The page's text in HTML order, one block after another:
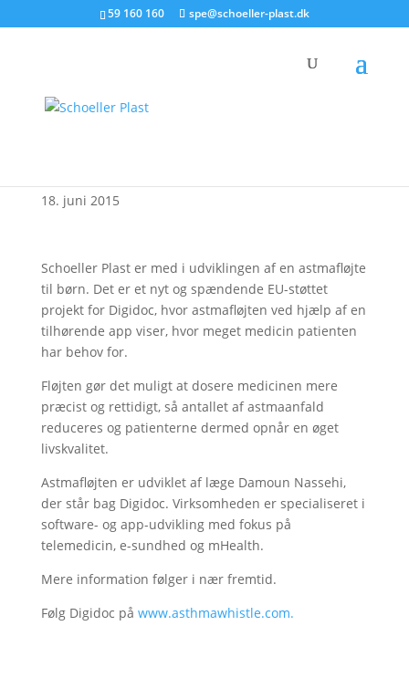
59 160 160 spe@schoeller-plast.dk
18. juni 2015
Schoeller Plast er med i udviklingen af en astmafløjte
til børn. Det er et nyt og spændende EU-støttet
projekt for Digidoc, hvor astmafløjten ved hjælp af en
tilhørende app viser, hvor meget medicin patienten
har behov for.
Fløjten gør det muligt at dosere medicinen mere
præcist og rettidigt, så antallet af astmaanfald
reduceres og patienterne dermed opnår en øget
livskvalitet.
Astmafløjten er udviklet af læge Damoun Nassehi,
der står bag Digidoc. Virksomheden er specialiseret i
software- og app-udvikling med fokus på
telemedicin, e-sundhed og mHealth.
Mere information følger i nær fremtid.
Følg Digidoc på www.asthmawhistle.com.